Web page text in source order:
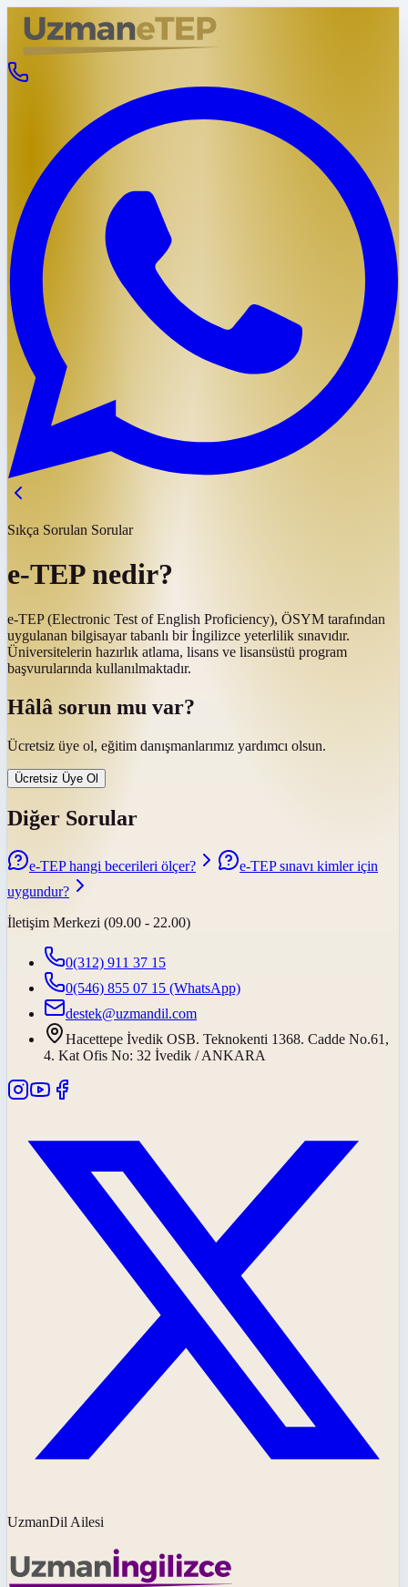
Sıkça Sorulan Sorular
e-TEP nedir?
e-TEP (Electronic Test of English Proficiency), ÖSYM tarafından
uygulanan bilgisayar tabanlı bir İngilizce yeterlilik sınavıdır.
Üniversitelerin hazırlık atlama, lisans ve lisansüstü program
başvurularında kullanılmaktadır.
Hâlâ sorun mu var?
Ücretsiz üye ol, eğitim danışmanlarımız yardımcı olsun.
Ücretsiz Üye Ol
Diğer Sorular
e-TEP hangi becerileri ölçer?
e-TEP sınavı kimler için
uygundur?
İletişim Merkezi (09.00 - 22.00)
0(312) 911 37 15
0(546) 855 07 15 (WhatsApp)
destek@uzmandil.com
Hacettepe İvedik OSB. Teknokenti 1368. Cadde No.61,
4. Kat Ofis No: 32 İvedik / ANKARA
UzmanDil Ailesi